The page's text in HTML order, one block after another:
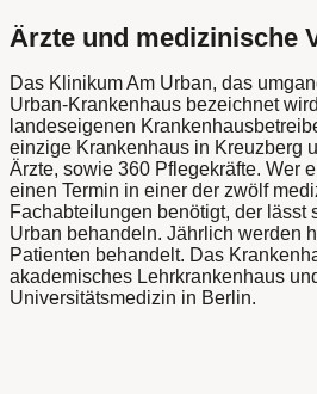
Ärzte und medizinische
Das Klinikum Am Urban, das
Urban-Krankenhaus bezeichnet
landeseigenen
einzige Krankenhaus in Kreuzberg
Ärzte, sowie 360 Pflegekräfte. Wer
einen Termin in einer der zwölf
Fachabteilungen benötigt, der lässt
Urban behandeln. Jährlich werden
Patienten behandelt. Das
akademisches Lehrkrankenhaus
Universitätsmedizin in Berlin.